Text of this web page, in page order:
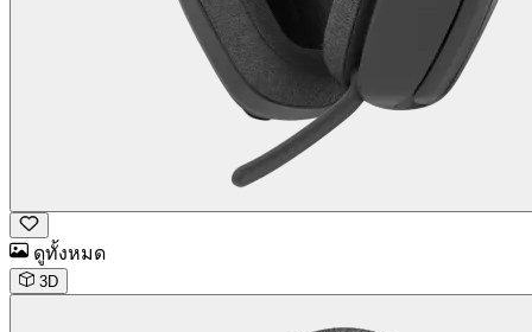
ดูทั้งหมด
3D